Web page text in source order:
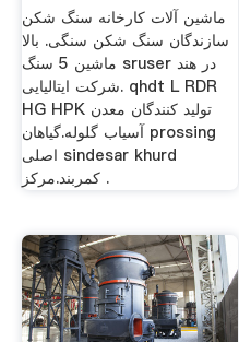
ماشین آلات کارخانه سنگ شکن
سازندگان سنگ شکن سنگی. بالا
ماشین 5 سنگ sruser در هند
شرکت ایتالیایی. qhdt L RDR
HG HPK تولید کنندگان معدن
آسیاب گلوله.گیاهان prossing
اصلی sindesar khurd
کمربند.مرکز .